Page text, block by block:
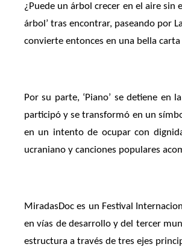
¿Puede un árbol crecer en el aire sin
árbol’ tras encontrar, paseando por
convierte entonces en una bella
Por su parte, ‘Piano’ se detiene
participó y se transformó en un
en un intento de ocupar con
ucraniano y canciones populares
MiradasDoc es un Festival
en vías de desarrollo y del tercer
estructura a través de tres ejes